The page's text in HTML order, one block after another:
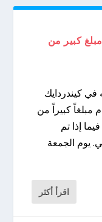
كبير من
كيندردايك
مبلغاً كبيراً من
إذا تم
يوم الجمعة
اقرأ أكثر